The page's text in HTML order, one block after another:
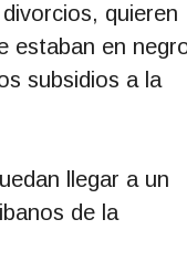
quieren
estaban en
subsidios a la
llegar a un
de la